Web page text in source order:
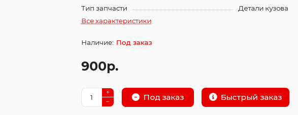
Тип запчасти
Детали кузова
Все характеристики
Под заказ
900р.
Под заказ Быстрый заказ